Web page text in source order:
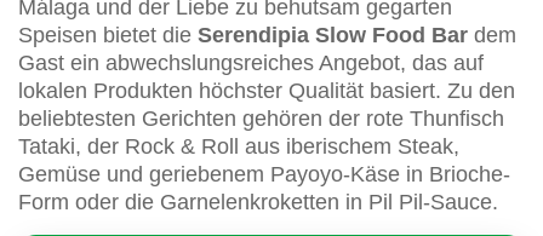
Málaga und der Liebe zu behutsam gegarten
Speisen bietet die Serendipia Slow Food Bar dem
Gast ein abwechslungsreiches Angebot, das auf
lokalen Produkten höchster Qualität basiert. Zu den
beliebtesten Gerichten gehören der rote Thunfisch
Tataki, der Rock & Roll aus iberischem Steak,
Gemüse und geriebenem Payoyo-Käse in Brioche-
Form oder die Garnelenkroketten in Pil Pil-Sauce.